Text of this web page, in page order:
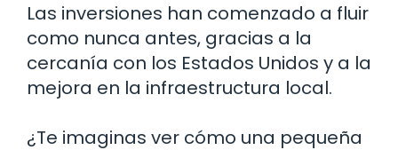
Las inversiones han comenzado a fluir
como nunca antes, gracias a la
cercanía con los Estados Unidos y a la
mejora en la infraestructura local.
¿Te imaginas ver cómo una pequeña